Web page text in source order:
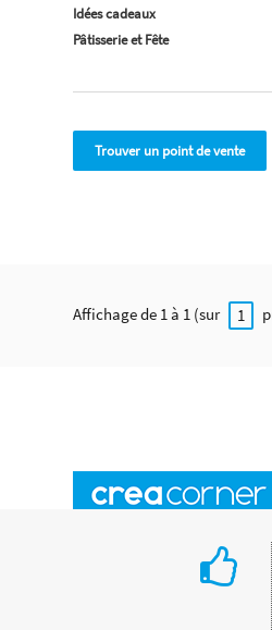
Idées cadeaux
Pâtisserie et Fête
Trouver un point de vente
Affichage de 1 à 1 (sur 1